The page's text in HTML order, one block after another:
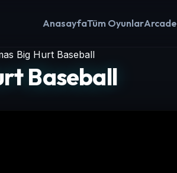
AnasayfaTüm OyunlarArcade
Big Hurt Baseball
Baseball